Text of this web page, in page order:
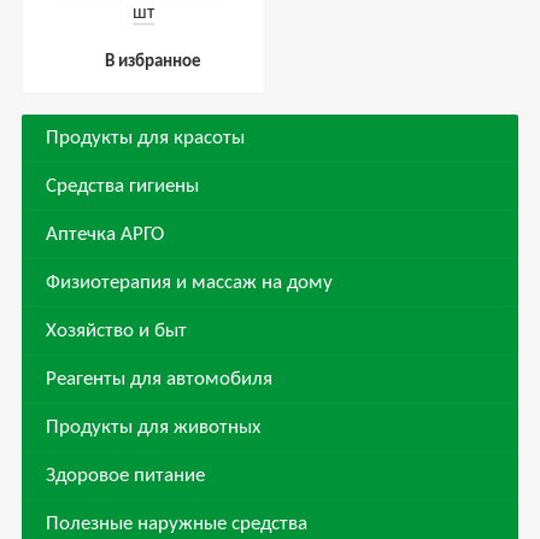
шт
В избранное
Продукты для красоты
Средства гигиены
Аптечка АРГО
Физиотерапия и массаж на дому
Хозяйство и быт
Реагенты для автомобиля
Продукты для животных
Здоровое питание
Полезные наружные средства